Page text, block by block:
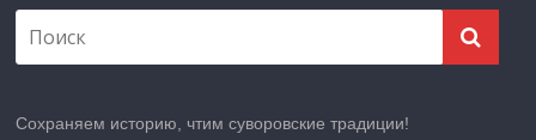
Сохраняем историю, чтим суворовские традиции!